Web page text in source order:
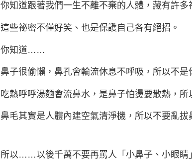
你知道跟著我們一生不離不棄的人體，藏有許多
這些祕密不僅好笑、也是保護自己各有絕招。
你知道……
鼻子很偷懶，鼻孔會輪流休息不呼吸，所以不是
吃熱呼呼湯麵會流鼻水，是鼻子怕燙要散熱，所
鼻毛其實是人體內建空氣清淨機，所以不要亂拔
所以……以後千萬不要再罵人「小鼻子、小眼睛